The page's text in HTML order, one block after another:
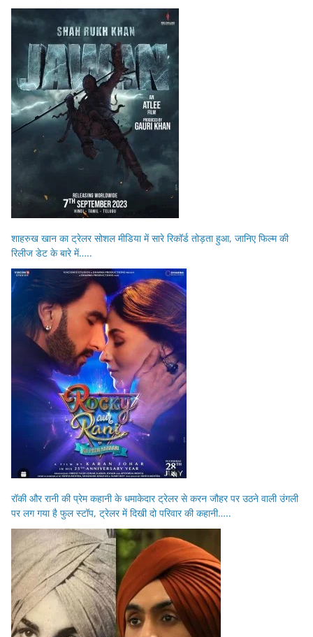
शाहरुख खान का ट्रेलर सोशल मीडिया में सारे रिकॉर्ड तोड़ता हुआ, जानिए फिल्म की
रिलीज डेट के बारे में…..
रॉकी और रानी की प्रेम कहानी के धमाकेदार ट्रेलर से करन जौहर पर उठने वाली उंगली
पर लग गया है फुल स्टॉप, ट्रेलर में दिखी दो परिवार की कहानी…..